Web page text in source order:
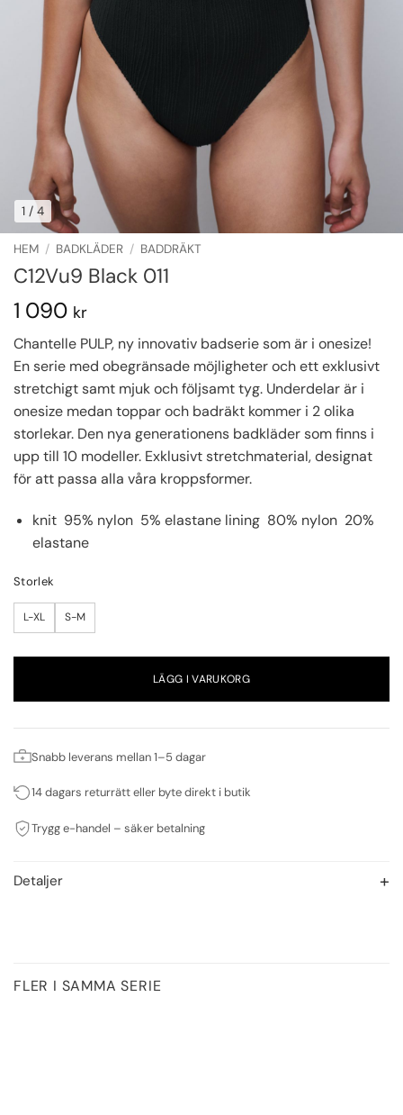
1 / 4
HEM / BADKLÄDER / BADDRÄKT
C12Vu9 Black 011
1 090 kr
Chantelle PULP, ny innovativ badserie som är i onesize!
En serie med obegränsade möjligheter och ett exklusivt
stretchigt samt mjuk och följsamt tyg. Underdelar är i
onesize medan toppar och badräkt kommer i 2 olika
storlekar. Den nya generationens badkläder som finns i
upp till 10 modeller. Exklusivt stretchmaterial, designat
för att passa alla våra kroppsformer.
knit 95% nylon 5% elastane lining 80% nylon 20%
elastane
Storlek
L-XL S-M
LÄGG I VARUKORG
Snabb leverans mellan 1–5 dagar
14 dagars returrätt eller byte direkt i butik
Trygg e-handel – säker betalning
Detaljer
FLER I SAMMA SERIE